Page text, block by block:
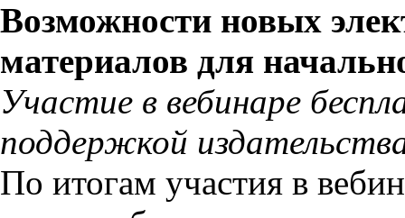
Возможности новых
материалов для
Участие в вебинаре
поддержкой
По итогам участия в